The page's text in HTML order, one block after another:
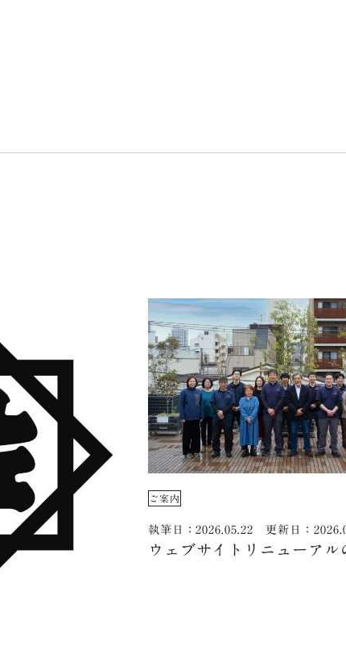
ご案内
執筆日：2026.05.22 更新日：
ウェブサイトリニューアル